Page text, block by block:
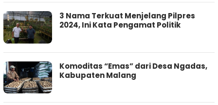
3 Nama Terkuat Menjelang Pilpres
2024, Ini Kata Pengamat Politik
Komoditas “Emas” dari Desa Ngadas,
Kabupaten Malang